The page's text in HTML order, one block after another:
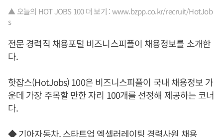
▲ 오늘의 HOT JOBS 100 더 보기 : www.bzpp.co.kr/recruit/HotJob
s
전문 경력직 채용포털 비즈니스피플이 채용정보를 소개한
다.
핫잡스(HotJobs) 100은 비즈니스피플이 국내 채용정보 가
운데 가장 주목할 만한 자리 100개를 선정해 제공하는 코너
다.
◆ 기아자동차, 스타트업 엑셀러레이팅 경력사원 채용